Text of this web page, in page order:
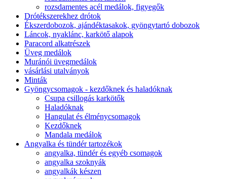
rozsdamentes acél medálok, figyegők
Drótékszerekhez drótok
Ékszerdobozok, ajándéktasakok, gyöngytartó dobozok
Láncok, nyaklánc, karkötő alapok
Paracord alkatrészek
Üveg medálok
Muránói üvegmedálok
vásárlási utalványok
Minták
Gyöngycsomagok - kezdőknek és haladóknak
Csupa csillogás karkötők
Haladóknak
Hangulat és élménycsomagok
Kezdőknek
Mandala medálok
Angyalka és tündér tartozékok
angyalka, tündér és egyéb csomagok
angyalka szoknyák
angyalkák készen